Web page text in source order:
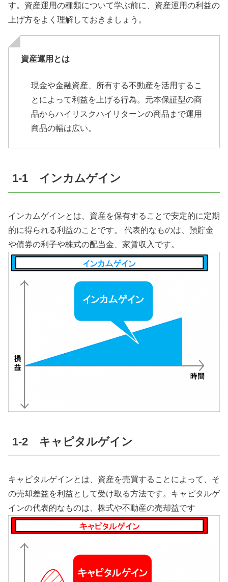
す。資産運用の種類について学ぶ前に、資産運用の利益の
上げ方をよく理解しておきましょう。
資産運用とは
現金や金融資産、所有する不動産を活用するこ
とによって利益を上げる行為。元本保証型の商
品からハイリスクハイリターンの商品まで運用
商品の幅は広い。
1-1 インカムゲイン
インカムゲインとは、資産を保有することで安定的に定期
的に得られる利益のことです。 代表的なものは、預貯金
や債券の利子や株式の配当金、家賃収入です。
1-2 キャピタルゲイン
キャピタルゲインとは、資産を売買することによって、そ
の売却差益を利益として受け取る方法です。キャピタルゲ
インの代表的なものは、株式や不動産の売却益です